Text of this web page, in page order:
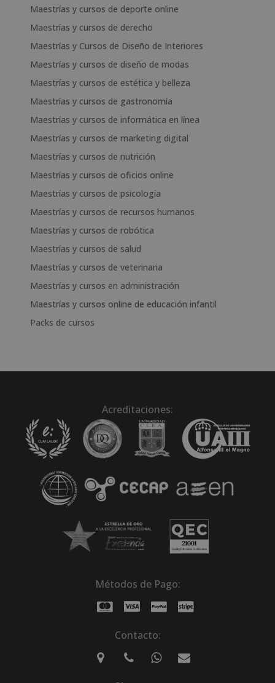
Maestrías y cursos de deporte online
Maestrías y cursos de derecho
Maestrías y Cursos de Diseño de Interiores
Maestrías y cursos de diseño de modas
Maestrías y cursos de estética y belleza
Maestrías y cursos de gastronomía
Maestrías y cursos de informática en línea
Maestrías y cursos de marketing digital
Maestrías y cursos de nutrición
Maestrías y cursos de oficios online
Maestrías y cursos de psicología
Maestrías y cursos de recursos humanos
Maestrías y cursos de robótica
Maestrías y cursos de salud
Maestrías y cursos de veterinaria
Maestrías y cursos en administración
Maestrías y cursos online de educación infantil
Packs de cursos
Acreditaciones:
Métodos de Pago:
Contacto: